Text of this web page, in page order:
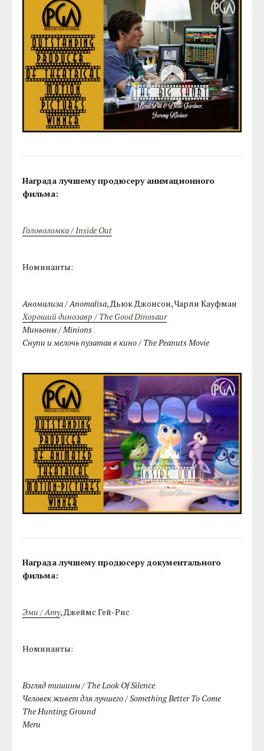
Награда лучшему продюсеру анимационного
фильма:
Головоломка / Inside Out
Номинанты:
Аномализа / Anomalisa, Дьюк Джонсон, Чарли Кауфман
Хороший динозавр / The Good Dinosaur
Миньоны / Minions
Снупи и мелочь пузатая в кино / The Peanuts Movie
Награда лучшему продюсеру документального
фильма:
Эми / Amy, Джеймс Гей-Рис
Номинанты:
Взгляд тишины / The Look Of Silence
Человек живет для лучшего / Something Better To Come
The Hunting Ground
Meru